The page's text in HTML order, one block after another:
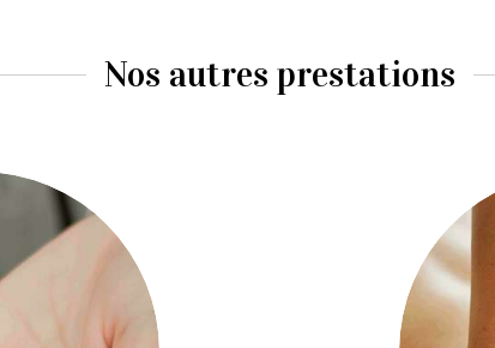
Nos autres prestations